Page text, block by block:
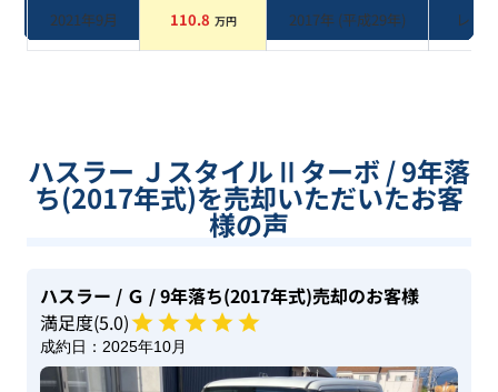
2021年9月 110.8 万円 2017年 (平成29年) レッド
ハスラー ＪスタイルⅡターボ / 9年落
ち(2017年式)を売却いただいたお客
様の声
ハスラー / Ｇ / 9年落ち(2017年式)売却のお客様
満足度(5.0)
成約日： 2025年10月